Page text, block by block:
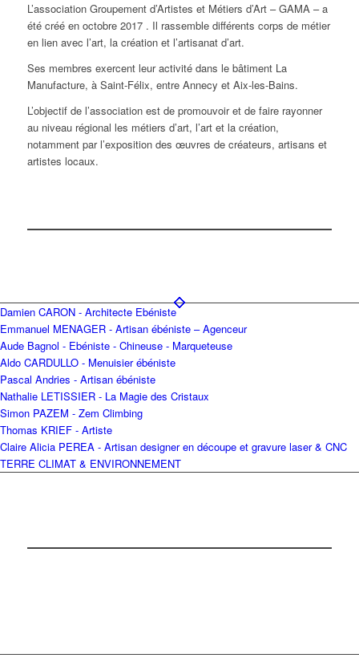
L’association Groupement d’Artistes et Métiers d’Art – GAMA – a
été créé en octobre 2017 . Il rassemble différents corps de métier
en lien avec l’art, la création et l’artisanat d’art.
Ses membres exercent leur activité dans le bâtiment La
Manufacture, à Saint-Félix, entre Annecy et Aix-les-Bains.
L’objectif de l’association est de promouvoir et de faire rayonner
au niveau régional les métiers d’art, l’art et la création,
notamment par l’exposition des œuvres de créateurs, artisans et
artistes locaux.
Damien CARON - Architecte Ebéniste
Emmanuel MENAGER - Artisan ébéniste – Agenceur
Aude Bagnol - Ebéniste - Chineuse - Marqueteuse
Aldo CARDULLO - Menuisier ébéniste
Pascal Andries - Artisan ébéniste
Nathalie LETISSIER - La Magie des Cristaux
Simon PAZEM - Zem Climbing
Thomas KRIEF - Artiste
Claire Alicia PEREA - Artisan designer en découpe et gravure laser & CNC
TERRE CLIMAT & ENVIRONNEMENT